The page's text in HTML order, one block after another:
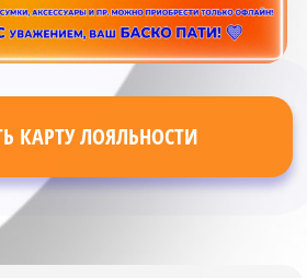
КАРТУ ЛОЯЛЬНОСТИ